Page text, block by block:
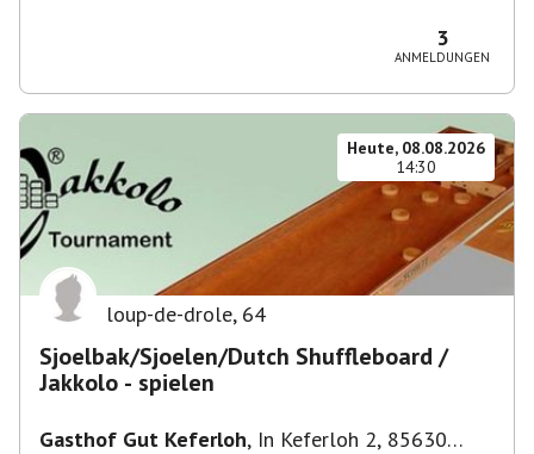
3
ANMELDUNGEN
Heute, 08.08.2026
14:30
loup-de-drole, 64
Sjoelbak/Sjoelen/Dutch Shuffleboard /
Jakkolo - spielen
Gasthof Gut Keferloh, In Keferloh 2, 85630